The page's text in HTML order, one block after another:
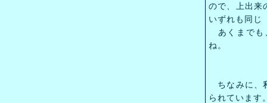
ので、上出来
いずれも同じ
あくまでも
ね。
ちなみに、
られています